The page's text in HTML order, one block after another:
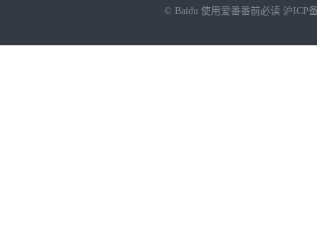
© Baidu 使用爱番番前必读 沪ICP